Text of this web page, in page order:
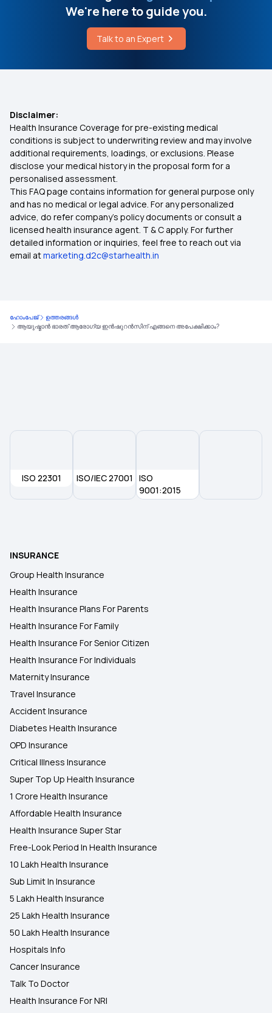
We're here to guide you.
Talk to an Expert
Disclaimer:
Health Insurance Coverage for pre-existing medical
conditions is subject to underwriting review and may involve
additional requirements, loadings, or exclusions. Please
disclose your medical history in the proposal form for a
personalised assessment.
This FAQ page contains information for general purpose only
and has no medical or legal advice. For any personalized
advice, do refer company's policy documents or consult a
licensed health insurance agent. T & C apply. For further
detailed information or inquiries, feel free to reach out via
email atmarketing.d2c@starhealth.in
ഹോംപേജ്
ഉത്തരങ്ങൾ
ആയുഷ്മാൻ ഭാരത് ആരോഗ്യ ഇൻഷുറൻസിന് എങ്ങനെ അപേക്ഷിക്കാം?
ISO 22301 ISO/IEC 27001
ISO
9001:2015
INSURANCE
Group Health Insurance
Health Insurance
Health Insurance Plans For Parents
Health Insurance For Family
Health Insurance For Senior Citizen
Health Insurance For Individuals
Maternity Insurance
Travel Insurance
Accident Insurance
Diabetes Health Insurance
OPD Insurance
Critical Illness Insurance
Super Top Up Health Insurance
1 Crore Health Insurance
Affordable Health Insurance
Health Insurance Super Star
Free-Look Period In Health Insurance
10 Lakh Health Insurance
Sub Limit In Insurance
5 Lakh Health Insurance
25 Lakh Health Insurance
50 Lakh Health Insurance
Hospitals Info
Cancer Insurance
Talk To Doctor
Health Insurance For NRI